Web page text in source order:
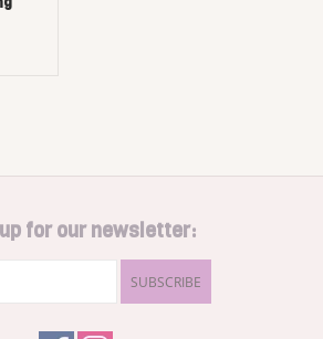
for our newsletter:
SUBSCRIBE